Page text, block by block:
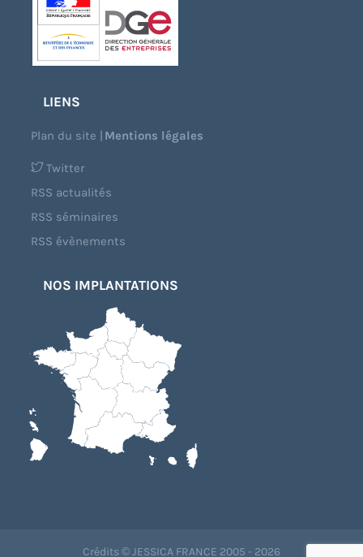
LIENS
Plan du site |Mentions légales
Twitter
RSS actualités
RSS séminaires
RSS évènements
NOS IMPLANTATIONS
Crédits © JESSICA FRANCE 2005 - 2026